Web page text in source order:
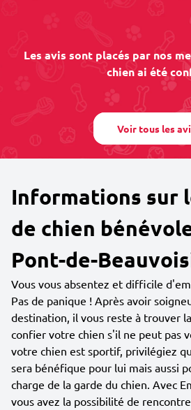
Les avis sont placés par nos
chien ai été
Voir tous les
Informations sur
de chien
Pont-de-
Vous vous absentez et difficile
Pas de panique ! Après avoir
destination, il vous reste à trouver
confier votre chien s'il ne peut pas
votre chien est sportif, privilégiez
sera bénéfique pour lui mais aussi
charge de la garde du chien. Avec
vous avez la possibilité de